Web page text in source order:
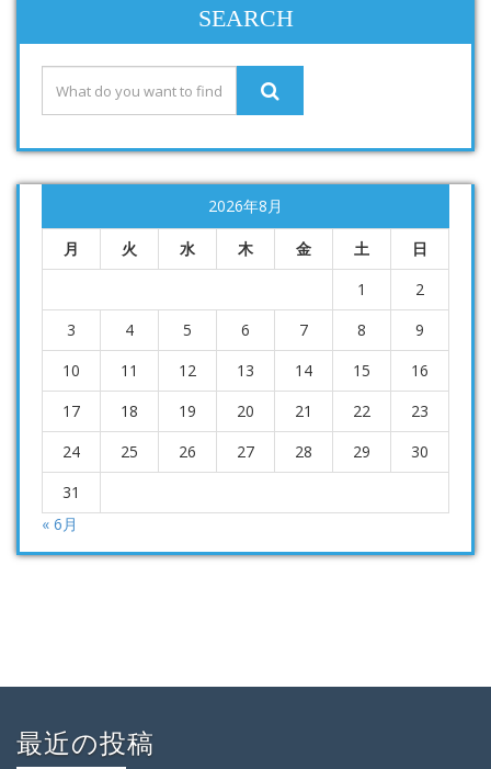
SEARCH
2026年8月
月 火 水 木 金 土
日
1
2
3
4 5 6 7 8
9
10
11 12 13 14 15
16
17
18 19 20 21 22
23
24
25 26 27 28 29
30
31
« 6月
最近の投稿